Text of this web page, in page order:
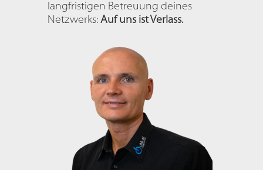
langfristigen Betreuung deines
Netzwerks: Auf uns ist Verlass.